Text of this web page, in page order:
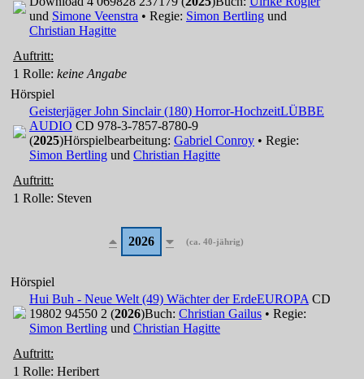
und Simone Veenstra • Regie: Simon Bertling und
Christian Hagitte
Auftritt:
1 Rolle: keine Angabe
Hörspiel
Geisterjäger John Sinclair (180) Horror-HochzeitLÜBBE
AUDIO CD 978-3-7857-8780-9
(2025)Hörspielbearbeitung: Gabriel Conroy • Regie:
Simon Bertling und Christian Hagitte
Auftritt:
1 Rolle: Steven
2026 (ca. 40-jährig)
Hörspiel
Hui Buh - Neue Welt (49) Wächter der ErdeEUROPA CD
19802 94550 2 (2026)Buch: Christian Gailus • Regie:
Simon Bertling und Christian Hagitte
Auftritt:
1 Rolle: Heribert